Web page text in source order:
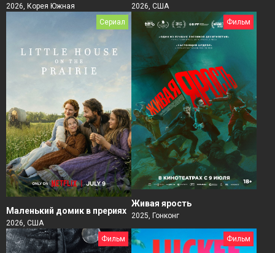
2026, Корея Южная
2026, США
Сериал
Маленький домик в прериях
2026, США
Фильм
Живая ярость
2025, Гонконг
Фильм Фильм